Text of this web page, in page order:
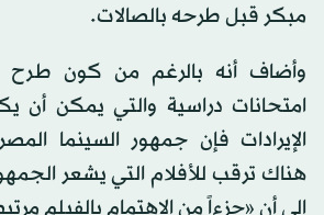
مبكر قبل طرحه بالصالات.
وأضاف أنه بالرغم من كون طرح
امتحانات دراسية والتي يمكن أن
الإيرادات فإن جمهور السينما
هناك ترقب للأفلام التي يشعر
إلى أن «جزءاً من الاهتمام بالفيلم